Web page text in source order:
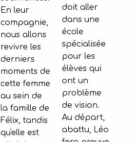
En leur
compagnie,
nous allons
revivre les
derniers
moments de
cette femme
au sein de
la famille de
Félix, tandis
qu'elle est
doit aller
dans une
école
spécialisée
pour les
élèves qui
ont un
problème
de vision.
Au départ,
abattu, Léo